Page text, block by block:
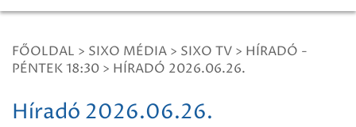
FŐOLDAL > SIXO MÉDIA > SIXO TV > HÍRADÓ -
PÉNTEK 18:30 > HÍRADÓ 2026.06.26.
Híradó 2026.06.26.